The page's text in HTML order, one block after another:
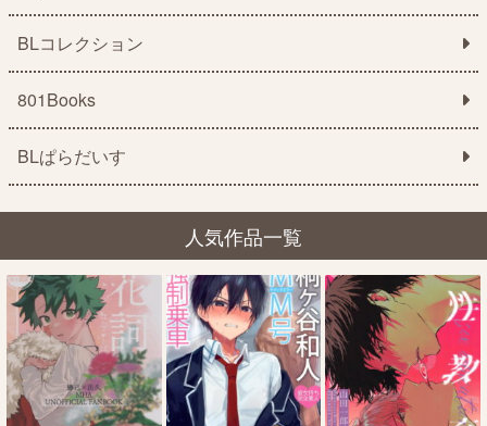
BLコレクション
801Books
BLぱらだいす
人気作品一覧